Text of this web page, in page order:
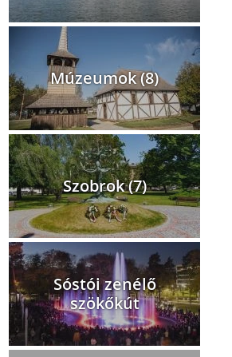
Múzeumok (8)
Szobrok (7)
Sóstói zenélő
szökőkút